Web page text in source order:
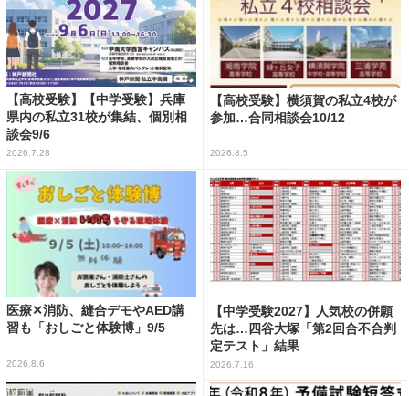
【高校受験】【中学受験】兵庫
県内の私立31校が集結、個別相
談会9/6
2026.7.28
【高校受験】横須賀の私立4校が
参加…合同相談会10/12
2026.8.5
医療✕消防、縫合デモやAED講
習も「おしごと体験博」9/5
2026.8.6
【中学受験2027】人気校の併願
先は…四谷大塚「第2回合不合判
定テスト」結果
2026.7.16